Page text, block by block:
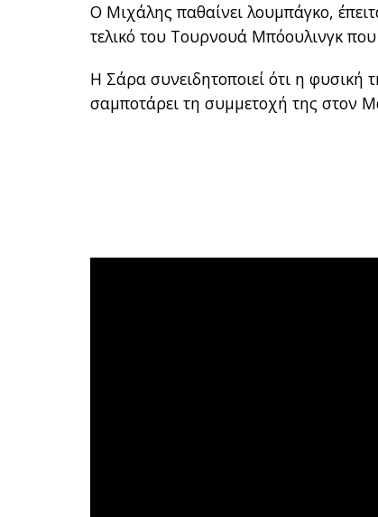
Ο Μιχάλης παθαίνει λουμπάγκο,
τελικό του Τουρνουά Μπόουλινγκ
Η Σάρα συνειδητοποιεί ότι η φυσική
σαμποτάρει τη συμμετοχή της στον